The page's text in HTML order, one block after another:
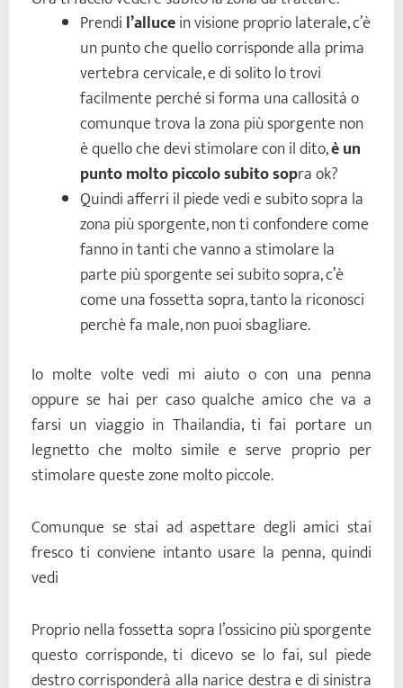
Prendi l’allucein visione proprio laterale, c’è
un punto che quello corrisponde alla prima
vertebra cervicale, e di solito lo trovi
facilmente perché si forma una callosità o
comunque trova la zona più sporgente non
è quello che devi stimolare con il dito,è un
punto molto piccolo subito sopra ok?
Quindi afferri il piede vedi e subito sopra la
zona più sporgente, non ti confondere come
fanno in tanti che vanno a stimolare la
parte più sporgente sei subito sopra, c’è
come una fossetta sopra, tanto la riconosci
perchè fa male, non puoi sbagliare.
Io molte volte vedi mi aiuto o con una penna
oppure se hai per caso qualche amico che va a
farsi un viaggio in Thailandia, ti fai portare un
legnetto che molto simile e serve proprio per
stimolare queste zone molto piccole.
Comunque se stai ad aspettare degli amici stai
fresco ti conviene intanto usare la penna, quindi
vedi
Proprio nella fossetta sopra l’ossicino più sporgente
questo corrisponde, ti dicevo se lo fai, sul piede
destro corrisponderà alla narice destra e di sinistra